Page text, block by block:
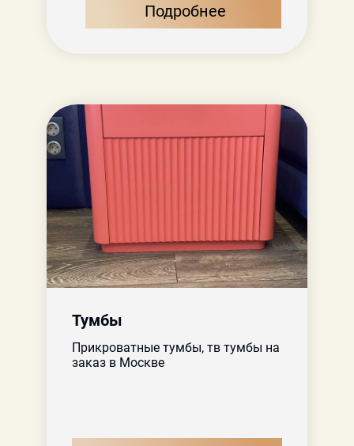
Подробнее
Тумбы
Прикроватные тумбы, тв тумбы на
заказ в Москве